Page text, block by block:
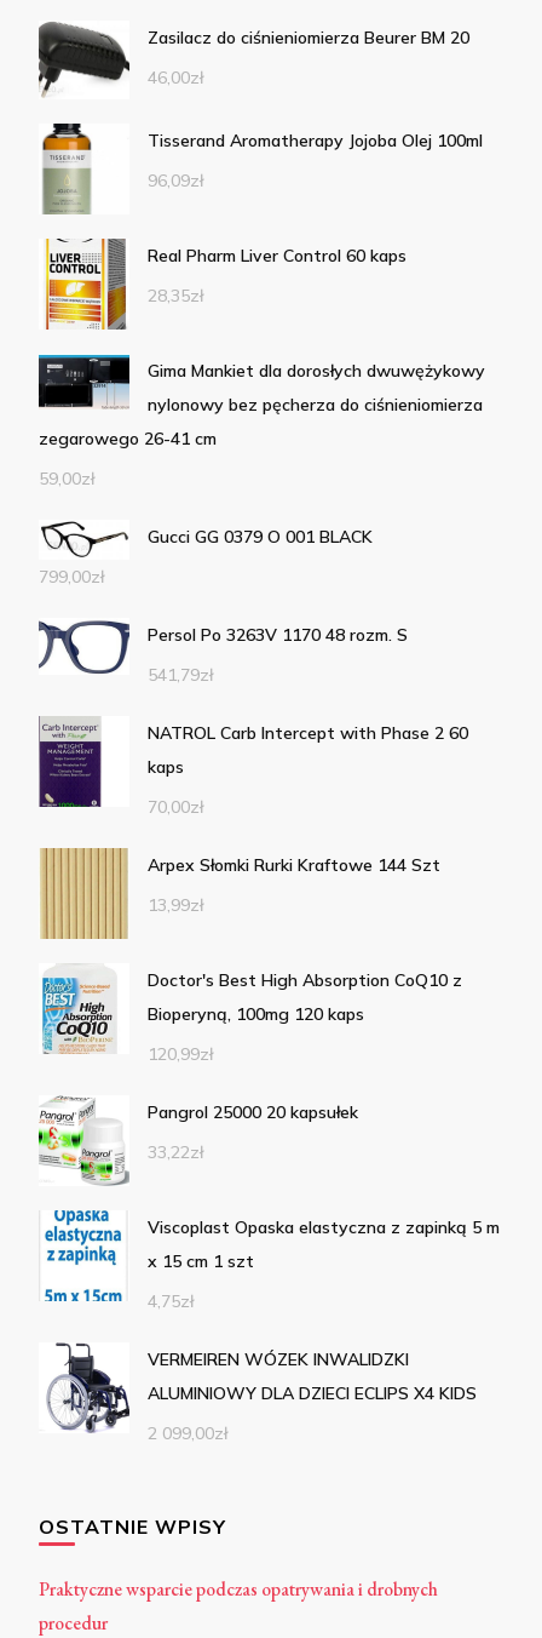
Zasilacz do ciśnieniomierza Beurer BM 20
46,00zł
Tisserand Aromatherapy Jojoba Olej 100ml
96,09zł
Real Pharm Liver Control 60 kaps
28,35zł
Gima Mankiet dla dorosłych dwuwężykowy
nylonowy bez pęcherza do ciśnieniomierza
zegarowego 26-41 cm
59,00zł
Gucci GG 0379 O 001 BLACK
799,00zł
Persol Po 3263V 1170 48 rozm. S
541,79zł
NATROL Carb Intercept with Phase 2 60
kaps
70,00zł
Arpex Słomki Rurki Kraftowe 144 Szt
13,99zł
Doctor's Best High Absorption CoQ10 z
Bioperyną, 100mg 120 kaps
120,99zł
Pangrol 25000 20 kapsułek
33,22zł
Viscoplast Opaska elastyczna z zapinką 5 m
x 15 cm 1 szt
4,75zł
VERMEIREN WÓZEK INWALIDZKI
ALUMINIOWY DLA DZIECI ECLIPS X4 KIDS
2 099,00zł
OSTATNIE WPISY
Praktyczne wsparcie podczas opatrywania i drobnych
procedur